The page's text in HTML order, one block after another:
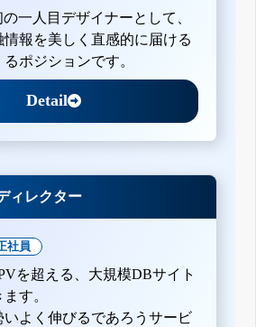
一人目デザイナーとして、
情報を美しく直感的に届ける
ポジションです。
Detail
ィレクター
社員
を超える、大規模DBサイト
す。
いよく伸びるであろうサービ